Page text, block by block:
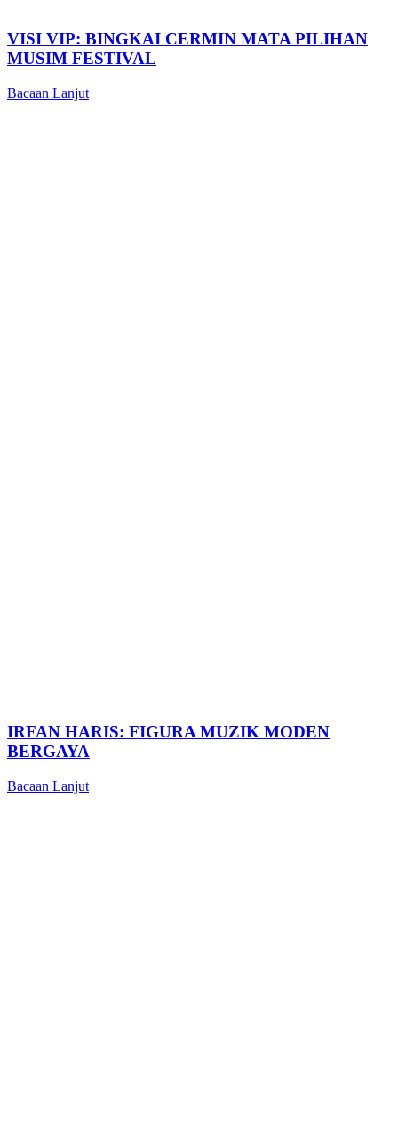
VISI VIP: BINGKAI CERMIN MATA PILIHAN
MUSIM FESTIVAL
Bacaan Lanjut
IRFAN HARIS: FIGURA MUZIK MODEN
BERGAYA
Bacaan Lanjut